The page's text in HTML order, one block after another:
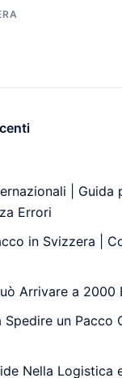
| Guida
Errori
in Svizzera |
Arrivare a 2000
Spedire un Pacco
Nella Logistica